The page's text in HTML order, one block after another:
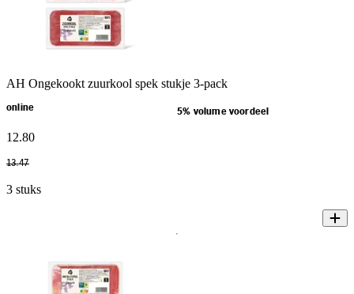
AH Ongekookt zuurkool spek stukje 3-pack
online 5% volume voordeel
12.80
13.47
3 stuks